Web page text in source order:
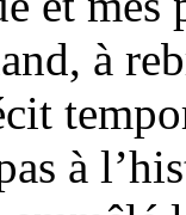
à
à